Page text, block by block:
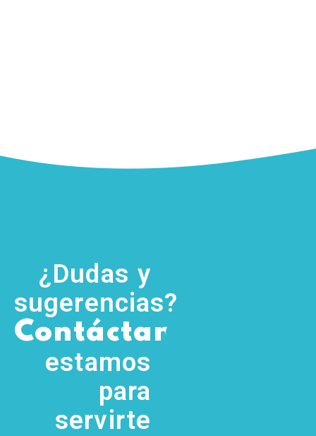
¿Dudas y
sugerencias?
Contáctanos
estamos
para
servirte